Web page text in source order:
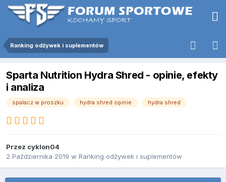
Ranking odżywek i suplementów
Sparta Nutrition Hydra Shred - opinie, efekty
i analiza
spalacz w proszku hydra shred opinie hydra shred
Przez cyklon04
2 Października 2019 w Ranking odżywek i suplementów